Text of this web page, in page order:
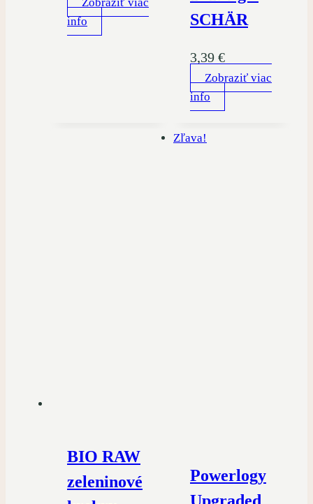
info
SCHÄR
3,39 €
Zobraziť viac
info
BIO RAW
zeleninové
Zľava!
Powerlogy